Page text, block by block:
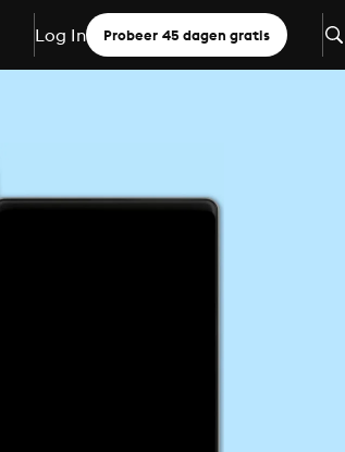
Log In Probeer 45 dagen gratis